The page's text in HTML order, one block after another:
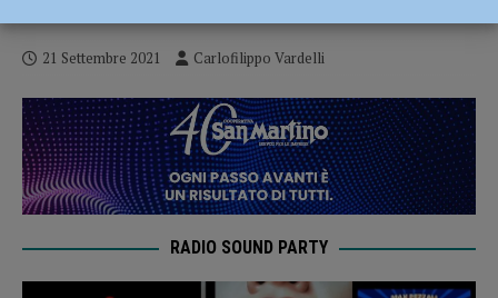
21 Settembre 2021 Carlofilippo Vardelli
RADIO SOUND PARTY